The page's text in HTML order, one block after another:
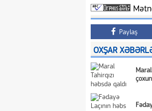
Paylaş
OXŞAR
Maral